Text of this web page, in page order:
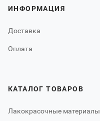
ИНФОРМАЦИЯ
Доставка
Оплата
КАТАЛОГ ТОВАРОВ
Лакокрасочные материалы